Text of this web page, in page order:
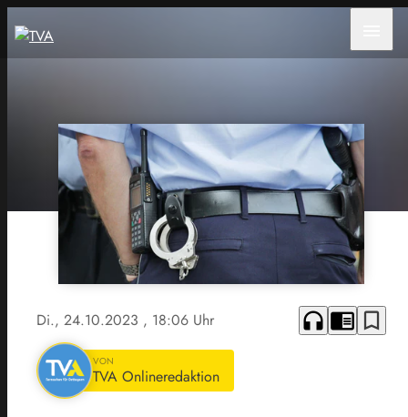
Di., 24.10.2023 , 18:06 Uhr headphones chrome_reader_mode bookmark_border
VON
TVA Onlineredaktion